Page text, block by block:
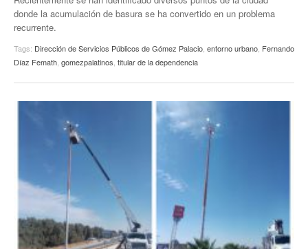
donde la acumulación de basura se ha convertido en un problema
recurrente.
Tags: Dirección de Servicios Públicos de Gómez Palacio entorno urbano Fernando
Díaz Femath gomezpalatinos titular de la dependencia